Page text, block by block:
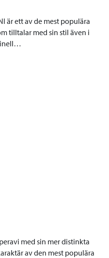
är ett av de mest populära
tilltalar med sin stil även i
med sin mer distinkta
av den mest populära